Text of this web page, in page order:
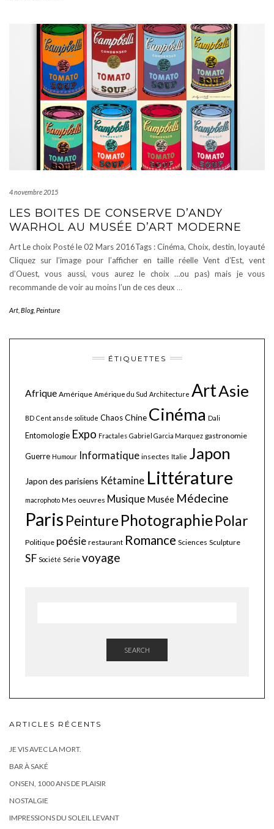
4 novembre 2015
LES BOITES DE CONSERVE D’ANDY
WARHOL AU MUSÉE D’ART MODERNE
Art Le choix Posté le 02 Mars 2016Tags : Cinéma, Choix, destin, loyauté
Cliquez sur l’image pour l’afficher en taille réelle Vent d’Est, vent
d’Ouest, vous aussi, vous aurez le choix …ou pas) mais je vous
recommande de voir au moins l’un de ces deux …
Art Blog, Peinture
ÉTIQUETTES
Afrique Amérique Amérique du Sud Architecture ArtAsie
BD Cent ans de solitude ChaosChine Cinéma Dali
Entomologie Expo Fractales Gabriel Garcia Marquez gastronomie
Guerre Humour Informatique insectes Italie Japon
Japon des parisiens Kétamine Littérature
macrophoto Mes oeuvres Musique Musée Médecine
Paris Peinture PhotographiePolar
Politique poésie restaurant Romance Sciences Sculpture
SF Société Série voyage
SEARCH
ARTICLES RÉCENTS
JE VIS AVEC LA MORT.
BAR À SAKÉ
ONSEN, 1000 ANS DE PLAISIR
NOSTALGIE
IMPRESSIONS DU SOLEIL LEVANT